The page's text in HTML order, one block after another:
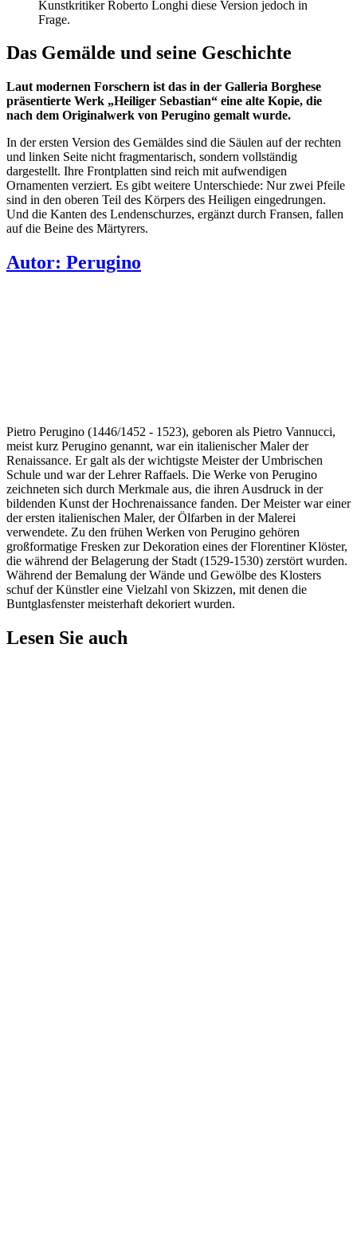
Kunstkritiker Roberto Longhi diese Version jedoch in
Frage.
Das Gemälde und seine Geschichte
Laut modernen Forschern ist das in der Galleria Borghese
präsentierte Werk „Heiliger Sebastian“ eine alte Kopie, die
nach dem Originalwerk von Perugino gemalt wurde.
In der ersten Version des Gemäldes sind die Säulen auf der rechten
und linken Seite nicht fragmentarisch, sondern vollständig
dargestellt. Ihre Frontplatten sind reich mit aufwendigen
Ornamenten verziert. Es gibt weitere Unterschiede: Nur zwei Pfeile
sind in den oberen Teil des Körpers des Heiligen eingedrungen.
Und die Kanten des Lendenschurzes, ergänzt durch Fransen, fallen
auf die Beine des Märtyrers.
Autor: Perugino
Pietro Perugino (1446/1452 - 1523), geboren als Pietro Vannucci,
meist kurz Perugino genannt, war ein italienischer Maler der
Renaissance. Er galt als der wichtigste Meister der Umbrischen
Schule und war der Lehrer Raffaels. Die Werke von Perugino
zeichneten sich durch Merkmale aus, die ihren Ausdruck in der
bildenden Kunst der Hochrenaissance fanden. Der Meister war einer
der ersten italienischen Maler, der Ölfarben in der Malerei
verwendete. Zu den frühen Werken von Perugino gehören
großformatige Fresken zur Dekoration eines der Florentiner Klöster,
die während der Belagerung der Stadt (1529-1530) zerstört wurden.
Während der Bemalung der Wände und Gewölbe des Klosters
schuf der Künstler eine Vielzahl von Skizzen, mit denen die
Buntglasfenster meisterhaft dekoriert wurden.
Lesen Sie auch